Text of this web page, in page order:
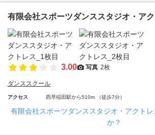
有限会社スポーツダンススタジオ・ア
3.00 写真 2枚
ダンススクール
アクセス 西早稲田駅から510m （徒歩7分）
有限会社スポーツダンススタジオ・アクト
か？